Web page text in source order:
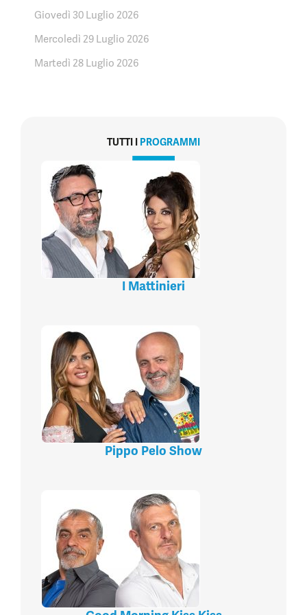
Giovedì 30 Luglio 2026
Mercoledì 29 Luglio 2026
Martedì 28 Luglio 2026
TUTTI I PROGRAMMI
I Mattinieri
Pippo Pelo Show